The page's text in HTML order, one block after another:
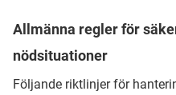
Allmänna regler för
nödsituationer
Följande riktlinjer för